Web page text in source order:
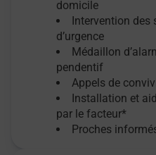
domicile
Intervention des
d’urgence
Médaillon
pendentif
Appels de
Installation et
par le facteur*
Proches